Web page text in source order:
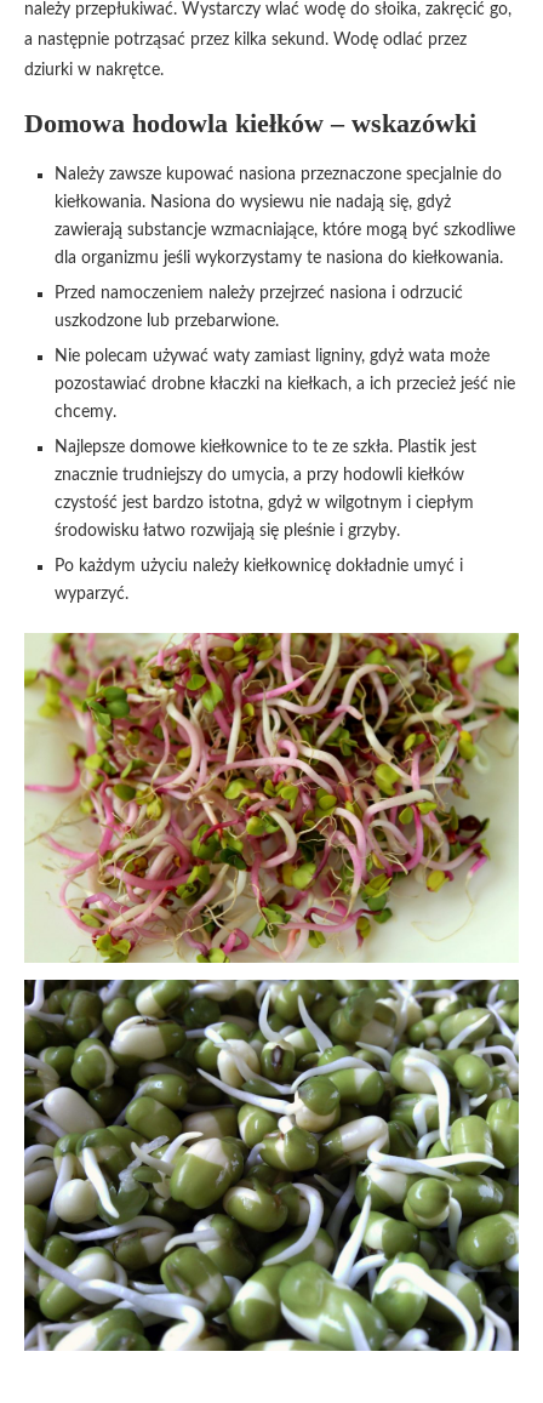
należy przepłukiwać. Wystarczy wlać wodę do słoika, zakręcić go,
a następnie potrząsać przez kilka sekund. Wodę odlać przez
dziurki w nakrętce.
Domowa hodowla kiełków – wskazówki
Należy zawsze kupować nasiona przeznaczone specjalnie do
kiełkowania. Nasiona do wysiewu nie nadają się, gdyż
zawierają substancje wzmacniające, które mogą być szkodliwe
dla organizmu jeśli wykorzystamy te nasiona do kiełkowania.
Przed namoczeniem należy przejrzeć nasiona i odrzucić
uszkodzone lub przebarwione.
Nie polecam używać waty zamiast ligniny, gdyż wata może
pozostawiać drobne kłaczki na kiełkach, a ich przecież jeść nie
chcemy.
Najlepsze domowe kiełkownice to te ze szkła. Plastik jest
znacznie trudniejszy do umycia, a przy hodowli kiełków
czystość jest bardzo istotna, gdyż w wilgotnym i ciepłym
środowisku łatwo rozwijają się pleśnie i grzyby.
Po każdym użyciu należy kiełkownicę dokładnie umyć i
wyparzyć.